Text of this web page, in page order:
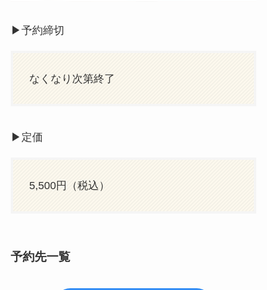
▶︎予約締切
なくなり次第終了
▶︎定価
5,500円（税込）
予約先一覧